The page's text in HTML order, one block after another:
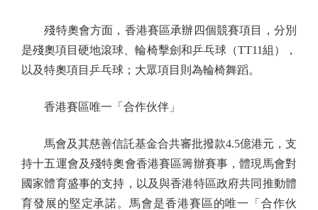
殘特奧會方面，香港賽區承辦四個競賽項目，分別
是殘奧項目硬地滾球、輪椅擊劍和乒乓球（TT11組），
以及特奧項目乒乓球；大眾項目則為輪椅舞蹈。
香港賽區唯一「合作伙伴」
馬會及其慈善信託基金合共審批撥款4.5億港元，支
持十五運會及殘特奧會香港賽區籌辦賽事，體現馬會對
國家體育盛事的支持，以及與香港特區政府共同推動體
育發展的堅定承諾。馬會是香港賽區的唯一「合作伙